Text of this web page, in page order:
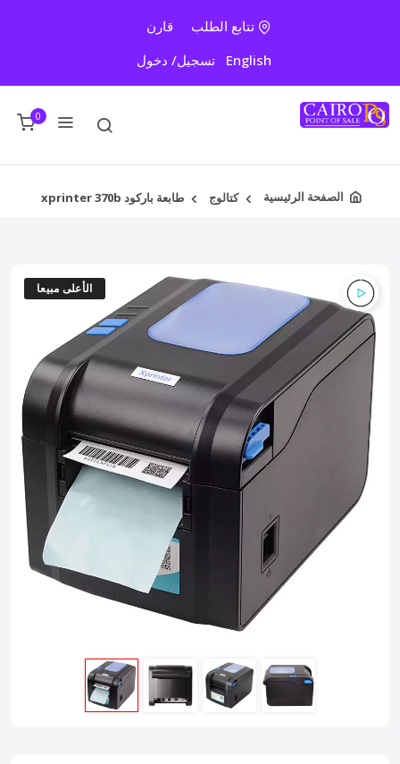
تتابع الطلب
قارن
English
تسجيل/ دخول
0
الصفحة الرئيسية كتالوج طابعة باركود xprinter 370b
الأعلى مبيعا